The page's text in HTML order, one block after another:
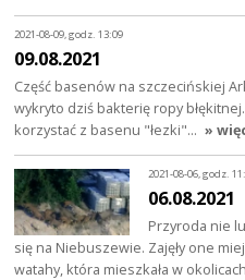
2021-08-09, godz. 13:09
09.08.2021
Część basenów na szczecińskiej
wykryto dziś bakterię ropy
korzystać z basenu "łezki"… »
2021-08-06, godz.
06.08.2021
Przyroda nie
się na Niebuszewie. Zajęły one
watahy, która mieszkała w